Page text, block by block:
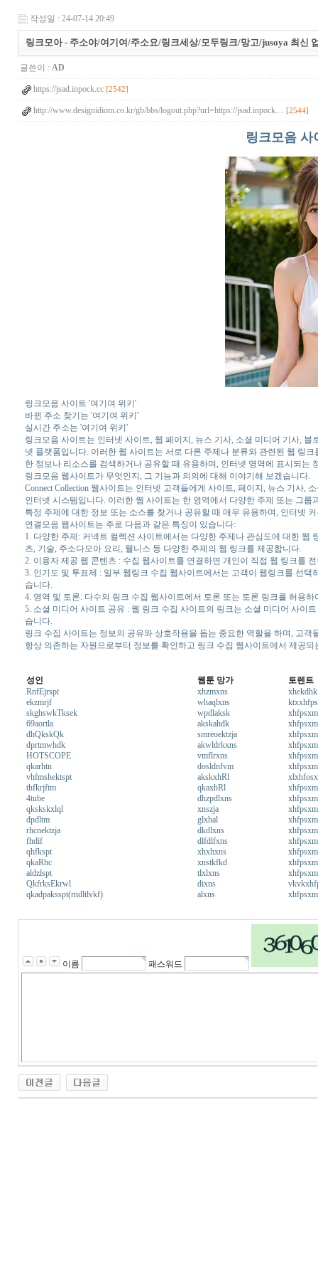
작성일 : 24-07-14 20:49
링크모아 - 주소야/여기여/주소요/링크세상/모두링크/망고/jusoya 최신
글쓴이 : AD
https://jsad.inpock.cc [2542]
http://www.designidiom.co.kr/gb/bbs/logout.php?url=https://jsad.inpock… [2544]
링크모음
링크모음 사이트 '여기여 위키'
바뀐 주소 찾기는 '여기여 위키'
실시간 주소는 '여기여 위키'
링크모음 사이트는 인터넷 사이트, 웹 페이지, 뉴스 기사, 소셜 미디어 기사,
넷 플랫폼입니다. 이러한 웹 사이트는 서로 다른 주제나 분류와 관련된 웹 링
한 정보나 리소스를 검색하거나 공유할 때 유용하며, 인터넷 영역에 표시되는
링크모음 웹사이트가 무엇인지, 그 기능과 의의에 대해 이야기해 보겠습니다.
Connect Collection 웹사이트는 인터넷 고객들에게 사이트, 페이지, 뉴스 기사,
인터넷 시스템입니다. 이러한 웹 사이트는 한 영역에서 다양한 주제 또는 그룹
특정 주제에 대한 정보 또는 소스를 찾거나 공유할 때 매우 유용하며, 인터넷
연결모음 웹사이트는 주로 다음과 같은 특징이 있습니다:
1. 다양한 주제: 커넥트 컬렉션 사이트에서는 다양한 주제나 관심도에 대한
츠, 기술, 주소다모아 요리, 웰니스 등 다양한 주제의 웹 링크를 제공합니다.
2. 이용자 제공 웹 콘텐츠 : 수집 웹사이트를 연결하면 개인이 직접 웹 링크를
3. 인기도 및 투표제 : 일부 웹링크 수집 웹사이트에서는 고객이 웹링크를 선
습니다.
4. 영역 및 토론: 다수의 링크 수집 웹사이트에서 토론 또는 토론 링크를 허용
5. 소셜 미디어 사이트 공유 : 웹 링크 수집 사이트의 링크는 소셜 미디어 사이
습니다.
링크 수집 사이트는 정보의 공유와 상호작용을 돕는 중요한 역할을 하며, 고
항상 의존하는 자원으로부터 정보를 확인하고 링크 수집 웹사이트에서 제공
성인
RnfEjrspt
ekzmrjf
skghswkTksek
69aortla
dhQkskQk
dprtmwhdk
HOTSCOPE
qkarhtn
vhfmshektspt
thfkrjftm
4tube
qkskskxlql
dpdltm
rhcnektzja
fhdif
qhfkspt
qkaRhc
aldzlspt
QkfrksEkrwl
qkadpaksspt(rndltlvkf)
웹툰 망가
xhzmxns
whaqlxns
wpdlaksk
akskahdk
smreoektzja
akwldrkxns
vmflrxns
dosldnfvm
akskxhRl
qkaxhRl
dhzpdlxns
xnszja
glxhal
dkdlxns
dlfdlfxns
xhxhxns
xnstkfkd
tlxlxns
dixns
alxns
토렌트
xhekdhk
이름 패스워드